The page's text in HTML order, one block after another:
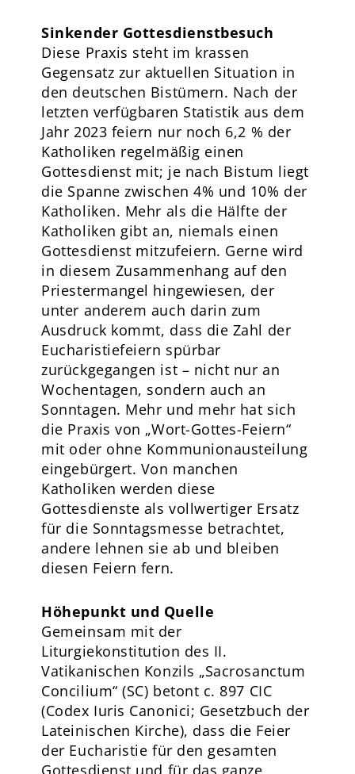
Sinkender Gottesdienstbesuch
Diese Praxis steht im krassen
Gegensatz zur aktuellen Situation in
den deutschen Bistümern. Nach der
letzten verfügbaren Statistik aus dem
Jahr 2023 feiern nur noch 6,2 % der
Katholiken regelmäßig einen
Gottesdienst mit; je nach Bistum liegt
die Spanne zwischen 4% und 10% der
Katholiken. Mehr als die Hälfte der
Katholiken gibt an, niemals einen
Gottesdienst mitzufeiern. Gerne wird
in diesem Zusammenhang auf den
Priestermangel hingewiesen, der
unter anderem auch darin zum
Ausdruck kommt, dass die Zahl der
Eucharistiefeiern spürbar
zurückgegangen ist – nicht nur an
Wochentagen, sondern auch an
Sonntagen. Mehr und mehr hat sich
die Praxis von „Wort-Gottes-Feiern“
mit oder ohne Kommunionausteilung
eingebürgert. Von manchen
Katholiken werden diese
Gottesdienste als vollwertiger Ersatz
für die Sonntagsmesse betrachtet,
andere lehnen sie ab und bleiben
diesen Feiern fern.
Höhepunkt und Quelle
Gemeinsam mit der
Liturgiekonstitution des II.
Vatikanischen Konzils „Sacrosanctum
Concilium“ (SC) betont c. 897 CIC
(Codex Iuris Canonici; Gesetzbuch der
Lateinischen Kirche), dass die Feier
der Eucharistie für den gesamten